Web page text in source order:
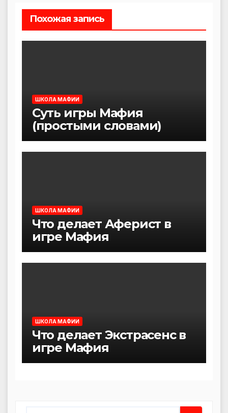
Похожая запись
ШКОЛА МАФИИ
Суть игры Мафия
(простыми словами)
ШКОЛА МАФИИ
Что делает Аферист в
игре Мафия
ШКОЛА МАФИИ
Что делает Экстрасенс в
игре Мафия